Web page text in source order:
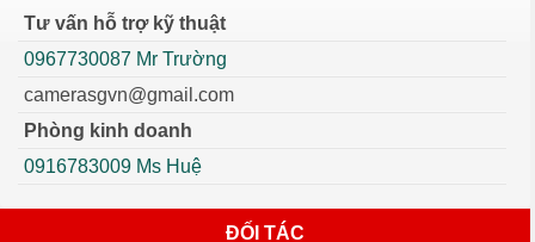
Tư vấn hỗ trợ kỹ thuật
0967730087 Mr Trường
camerasgvn@gmail.com
Phòng kinh doanh
0916783009 Ms Huệ
ĐỐI TÁC